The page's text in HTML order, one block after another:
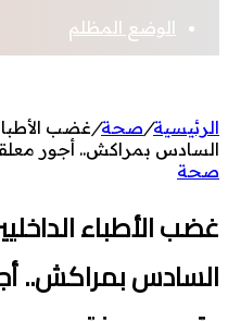
الوضع المظلم
الرئيسية/صحة/غضب
السادس بمراكش.. أجور
صحة
غضب الأطباء
السادس بمراكش..